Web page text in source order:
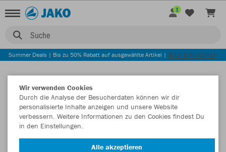
Suche
1
Summer Deals | Bis zu 50% Rabatt auf ausgewählte Artikel | JETZT ENTDECKEN
Login zum Teamshop TuS 07 Oberlar
Wir verwenden Cookies
Durch die Analyse der Besucherdaten können wir dir
personalisierte Inhalte anzeigen und unsere Website
verbessern. Weitere Informationen zu den Cookies findest Du
in den Einstellungen.
Alle akzeptieren